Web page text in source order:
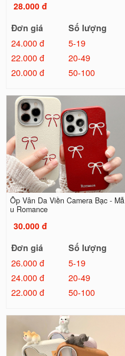
28.000 đ
Đơn giá
Số lượng
24.000 đ
5-19
22.000 đ
20-49
20.000 đ
50-100
Ốp Vân Da Viền Camera Bạc - Mẫ
u Romance
30.000 đ
Đơn giá
Số lượng
26.000 đ
5-19
24.000 đ
20-49
22.000 đ
50-100